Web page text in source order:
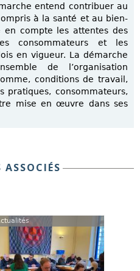
entend contribuer au
à la santé et au bien-
compte les attentes des
consommateurs et les
en vigueur. La démarche
de l’organisation
conditions de travail,
pratiques, consommateurs,
mise en œuvre dans ses
ASSOCIÉS